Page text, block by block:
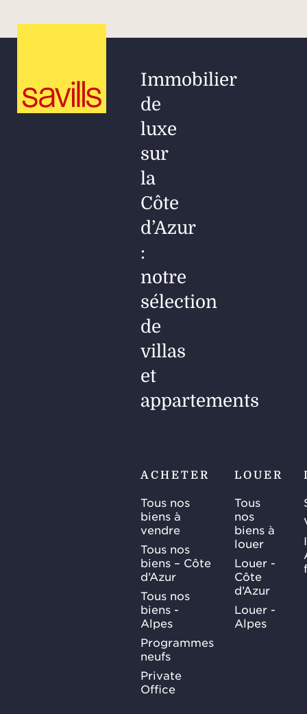
Immobilier
de
luxe
sur
la
Côte
d’Azur
:
notre
sélection
de
villas
et
appartements
ACHETER
Tous nos
biens à
vendre
Tous nos
biens – Côte
d’Azur
Tous nos
biens -
Alpes
Programmes
neufs
Private
Office
LOUER
Tous
nos
biens à
louer
Louer -
Côte
d’Azur
Louer -
Alpes